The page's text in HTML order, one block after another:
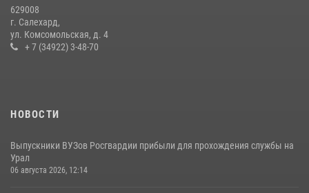
14 июля 2026, 06:53
629008
г. Салехард,
ул. Комсомольская, д. 4
+ 7 (34922) 3-48-70
НОВОСТИ
Выпускники ВУЗов Росгвардии прибыли для прохождения службы на
Урал
06 августа 2026, 12:14